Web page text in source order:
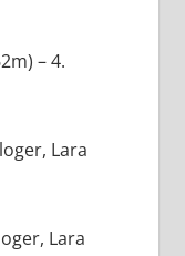
– 4.
Lara
Lara